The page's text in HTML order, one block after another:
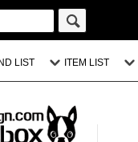
LIST ITEM LIST